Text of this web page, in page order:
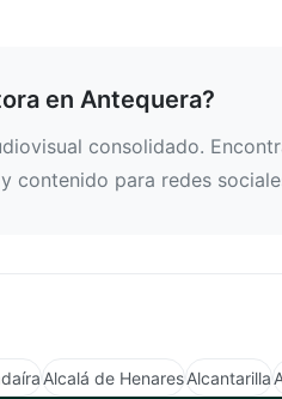
en Antequera?
consolidado.
contenido para redes
Alcalá de HenaresAlcantarilla